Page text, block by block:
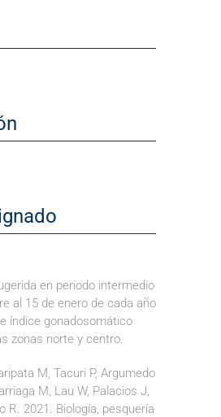
en periodo intermedio
al 15 de enero de cada año
índice gonadosomático
zonas norte y centro.
M, Tacuri P, Argumedo
M, Lau W, Palacios J,
R. 2021. Biología, pesquería